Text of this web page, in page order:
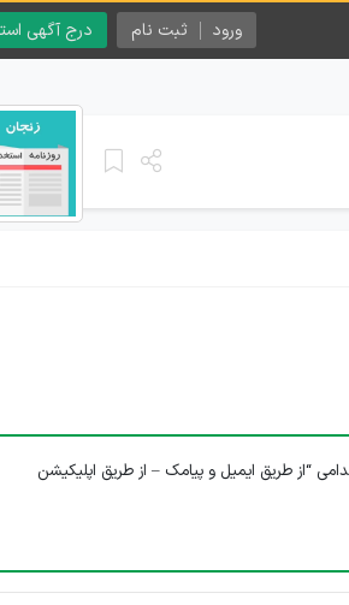
درج آگهی ورود ثبت نام
“از طریق ایمیل و پیامک – از طریق اپلیکیشن